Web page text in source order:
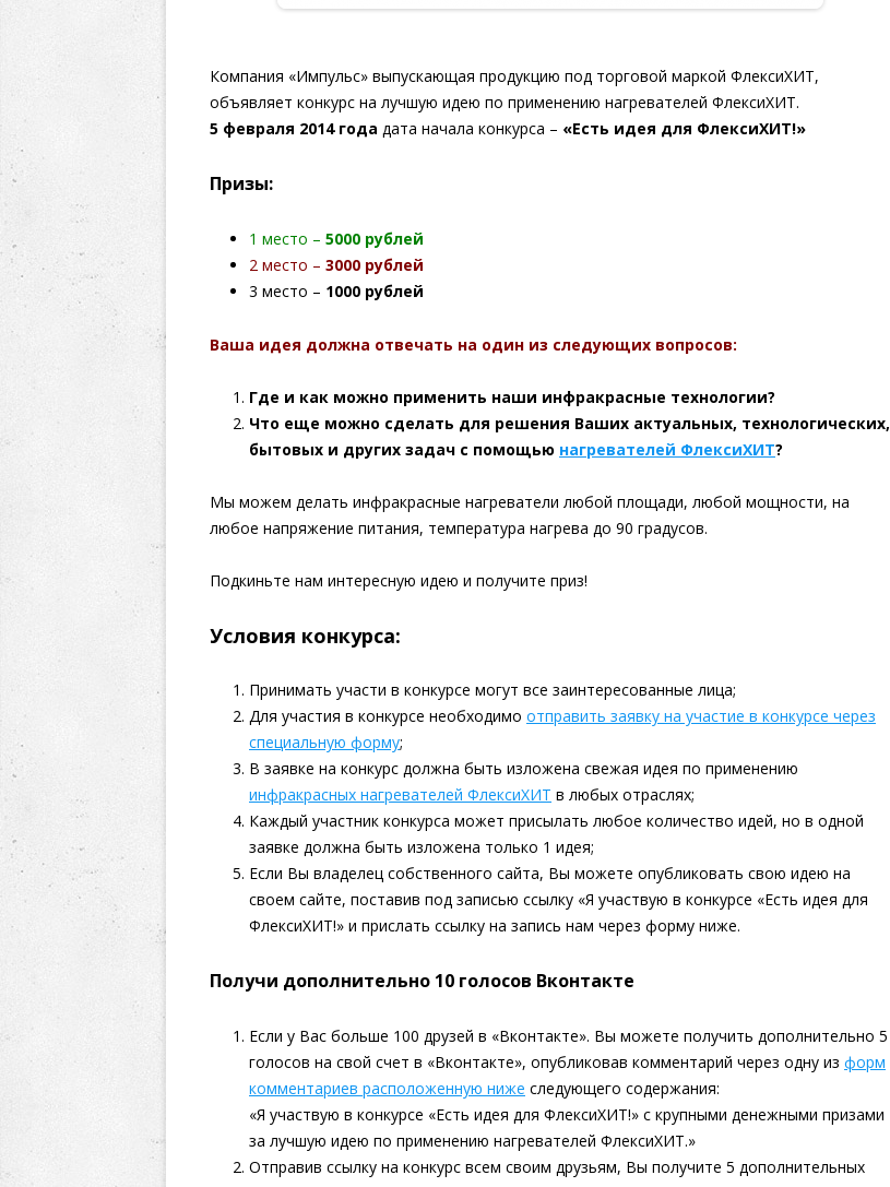
Компания «Импульс» выпускающая продукцию под торговой маркой ФлексиХИТ,
объявляет конкурс на лучшую идею по применению нагревателей ФлексиХИТ.
5 февраля 2014 года дата начала конкурса – «Есть идея для ФлексиХИТ!»
Призы:
1 место – 5000 рублей
2 место – 3000 рублей
3 место – 1000 рублей
Ваша идея должна отвечать на один из следующих вопросов:
Где и как можно применить наши инфракрасные технологии?
Что еще можно сделать для решения Ваших актуальных, технологических,
бытовых и других задач с помощью нагревателей ФлексиХИТ?
Мы можем делать инфракрасные нагреватели любой площади, любой мощности, на
любое напряжение питания, температура нагрева до 90 градусов.
Подкиньте нам интересную идею и получите приз!
Условия конкурса:
Принимать участи в конкурсе могут все заинтересованные лица;
Для участия в конкурсе необходимо отправить заявку на участие в конкурсе через
специальную форму;
В заявке на конкурс должна быть изложена свежая идея по применению
инфракрасных нагревателей ФлексиХИТ в любых отраслях;
Каждый участник конкурса может присылать любое количество идей, но в одной
заявке должна быть изложена только 1 идея;
Если Вы владелец собственного сайта, Вы можете опубликовать свою идею на
своем сайте, поставив под записью ссылку «Я участвую в конкурсе «Есть идея для
ФлексиХИТ!» и прислать ссылку на запись нам через форму ниже.
Получи дополнительно 10 голосов Вконтакте
Если у Вас больше 100 друзей в «Вконтакте». Вы можете получить дополнительно 5
голосов на свой счет в «Вконтакте», опубликовав комментарий через одну из форм
комментариев расположенную ниже следующего содержания:
«Я участвую в конкурсе «Есть идея для ФлексиХИТ!» с крупными денежными призами
за лучшую идею по применению нагревателей ФлексиХИТ.»
Отправив ссылку на конкурс всем своим друзьям, Вы получите 5 дополнительных